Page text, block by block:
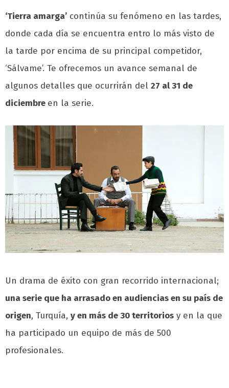
‘Tierra amarga’ continúa su fenómeno en las tardes,
donde cada día se encuentra entro lo más visto de
la tarde por encima de su principal competidor,
‘Sálvame’. Te ofrecemos un avance semanal de
algunos detalles que ocurrirán del 27 al 31 de
diciembre en la serie.
Un drama de éxito con gran recorrido internacional;
una serie que ha arrasado en audiencias en su país de
origen, Turquía, y en más de 30 territorios y en la que
ha participado un equipo de más de 500
profesionales.